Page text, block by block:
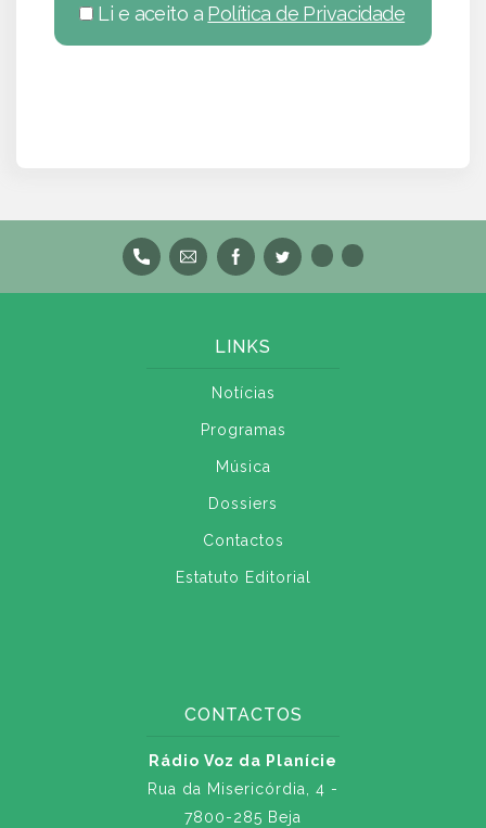
Li e aceito a Política de Privacidade
LINKS
Notícias
Programas
Música
Dossiers
Contactos
Estatuto Editorial
CONTACTOS
Rádio Voz da Planície
Rua da Misericórdia, 4 -
7800-285 Beja